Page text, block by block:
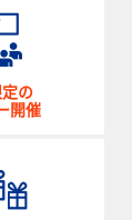
の
開催